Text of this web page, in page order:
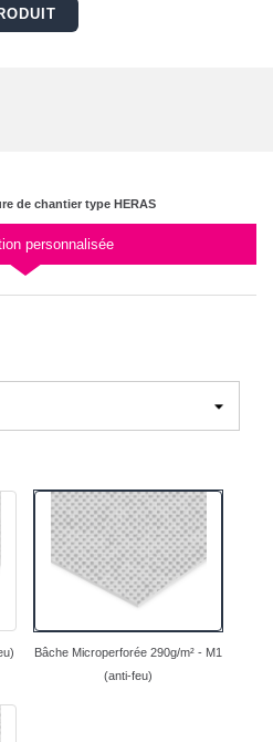
de chantier type HERAS
personnalisée
Bâche Microperforée 290g/m² - M1
(anti-feu)